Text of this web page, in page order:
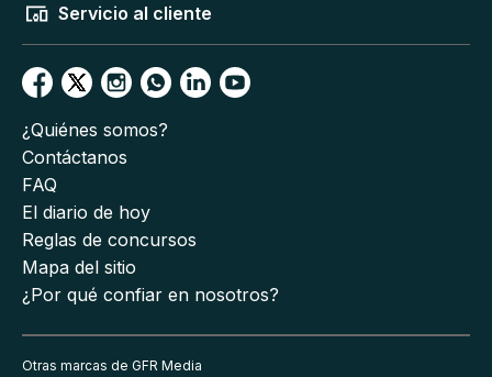
Servicio al cliente
¿Quiénes somos?
Contáctanos
FAQ
El diario de hoy
Reglas de concursos
Mapa del sitio
¿Por qué confiar en nosotros?
Otras marcas de GFR Media